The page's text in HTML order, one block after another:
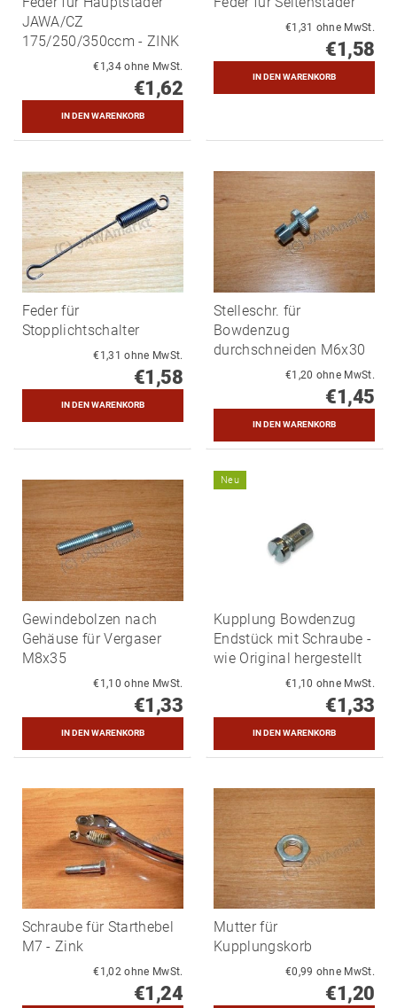
JAWA/CZ
175/250/350ccm - ZINK
€1,34 ohne MwSt.
€1,62
€1,31 ohne MwSt.
€1,58
Feder für
Stopplichtschalter
€1,31 ohne MwSt.
€1,58
Stelleschr. für
Bowdenzug
durchschneiden M6x30
€1,20 ohne MwSt.
€1,45
Gewindebolzen nach
Gehäuse für Vergaser
M8x35
€1,10 ohne MwSt.
€1,33
Neu
Kupplung Bowdenzug
Endstück mit Schraube -
wie Original hergestellt
€1,10 ohne MwSt.
€1,33
Schraube für Starthebel
M7 - Zink
€1,02 ohne MwSt.
€1,24
Mutter für
Kupplungskorb
€0,99 ohne MwSt.
€1,20